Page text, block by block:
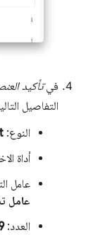
فيتأكيد
التفاصيل
النوع:
أداة
عامل
عامل
العدد: